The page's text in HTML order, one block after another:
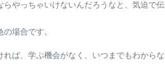
やっちゃいけないんだろうなと、気迫で伝
場合です。
ば、学ぶ機会がなく、いつまでもわからな